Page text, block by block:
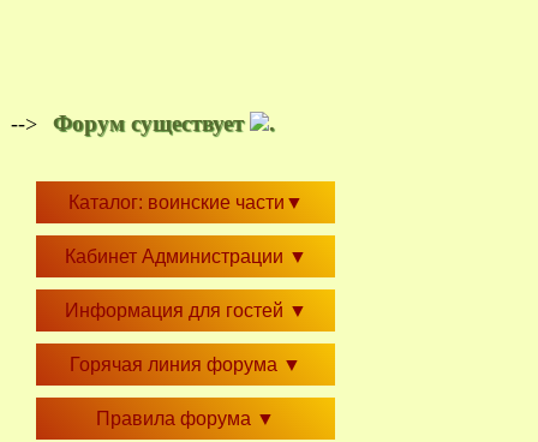
--> Форум существует .
Каталог: воинские части ▼
Кабинет Администрации ▼
Информация для гостей ▼
Горячая линия форума ▼
Правила форума ▼